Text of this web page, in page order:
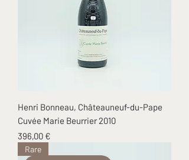
Henri Bonneau, Châteauneuf-du-Pape
Cuvée Marie Beurrier 2010
Prix
396,00 €
Rare